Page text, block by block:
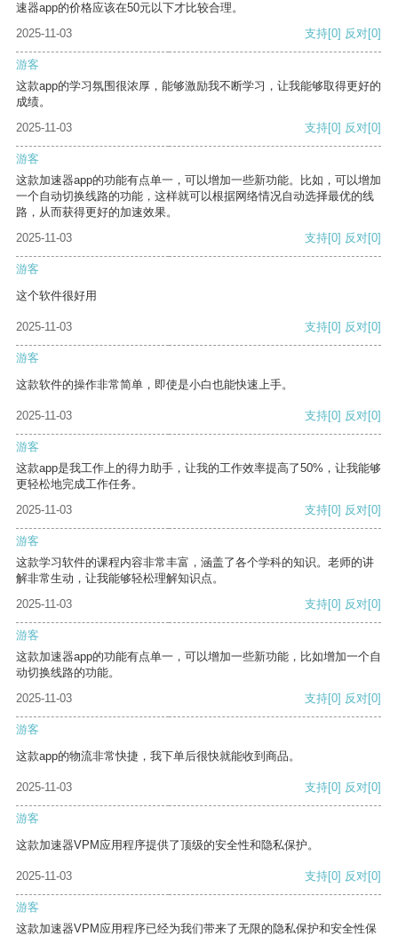
速器app的价格应该在50元以下才比较合理。
2025-11-03
支持[0] 反对[0]
游客
这款app的学习氛围很浓厚，能够激励我不断学习，让我能够取得更好的
成绩。
2025-11-03
支持[0] 反对[0]
游客
这款加速器app的功能有点单一，可以增加一些新功能。比如，可以增加
一个自动切换线路的功能，这样就可以根据网络情况自动选择最优的线
路，从而获得更好的加速效果。
2025-11-03
支持[0] 反对[0]
游客
这个软件很好用
2025-11-03 支持[0] 反对[0]
游客
这款软件的操作非常简单，即使是小白也能快速上手。
2025-11-03 支持[0] 反对[0]
游客
这款app是我工作上的得力助手，让我的工作效率提高了50%，让我能够
更轻松地完成工作任务。
2025-11-03
支持[0] 反对[0]
游客
这款学习软件的课程内容非常丰富，涵盖了各个学科的知识。老师的讲
解非常生动，让我能够轻松理解知识点。
2025-11-03
支持[0] 反对[0]
游客
这款加速器app的功能有点单一，可以增加一些新功能，比如增加一个自
动切换线路的功能。
2025-11-03
支持[0] 反对[0]
游客
这款app的物流非常快捷，我下单后很快就能收到商品。
2025-11-03 支持[0] 反对[0]
游客
这款加速器VPM应用程序提供了顶级的安全性和隐私保护。
2025-11-03 支持[0] 反对[0]
游客
这款加速器VPM应用程序已经为我们带来了无限的隐私保护和安全性保